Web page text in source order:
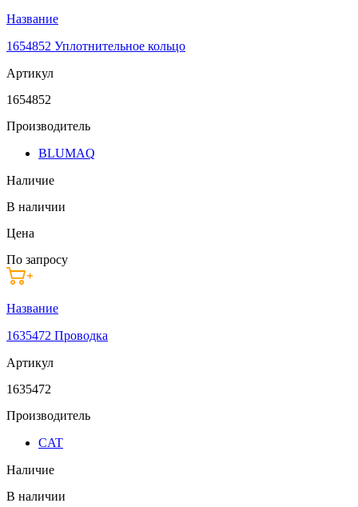
Название
1654852 Уплотнительное кольцо
Артикул
1654852
Производитель
BLUMAQ
Наличие
В наличии
Цена
По запросу
Название
1635472 Проводка
Артикул
1635472
Производитель
CAT
Наличие
В наличии